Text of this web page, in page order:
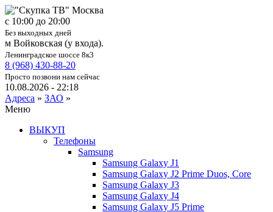
c 10:00 до 20:00
Без выходных дней
м Войковская (у входа).
Ленинградское шоссе 8к3
8 (968) 430-88-20
Просто позвони нам сейчас
10.08.2026 - 22:18
Адреса » ЗАО »
Меню
ВЫКУП
Телефоны
Samsung
Samsung Galaxy J1
Samsung Galaxy J2 Prime Duos, Core
Samsung Galaxy J3
Samsung Galaxy J4
Samsung Galaxy J5 Prime